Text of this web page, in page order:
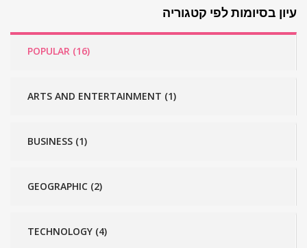
עיון בסיומות לפי קטגוריה
POPULAR (16)
ARTS AND ENTERTAINMENT (1)
BUSINESS (1)
GEOGRAPHIC (2)
TECHNOLOGY (4)